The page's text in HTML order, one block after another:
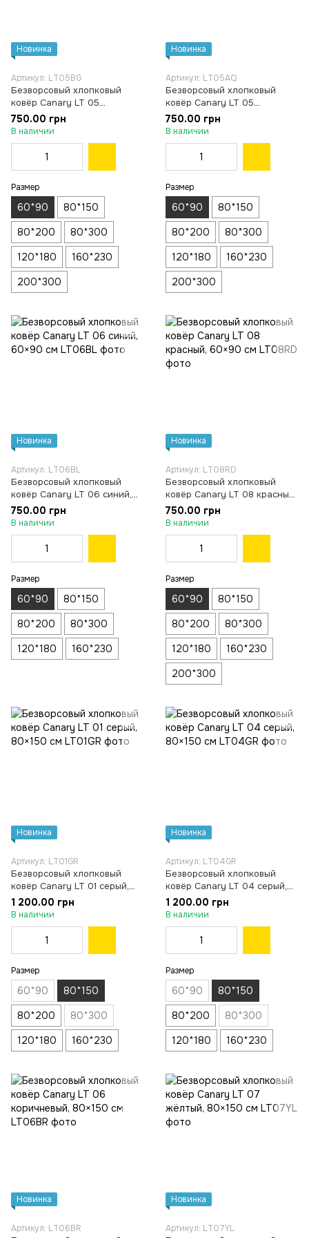
Новинка
Артикул: LT05BG
Безворсовый хлопковый
ковёр Canary LT 05
бежевый, 60×90 см
750.00 грн
В наличии
Размер
60*90
80*150
80*200
80*300
120*180
160*230
200*300
Новинка
Артикул: LT05AQ
Безворсовый хлопковый
ковёр Canary LT 05
бирюзовый, 60×90 см
750.00 грн
В наличии
Размер
60*90
80*150
80*200
80*300
120*180
160*230
200*300
Новинка
Артикул: LT06BL
Безворсовый хлопковый
ковёр Canary LT 06 синий,
60×90 см
750.00 грн
В наличии
Размер
60*90
80*150
80*200
80*300
120*180
160*230
Новинка
Артикул: LT08RD
Безворсовый хлопковый
ковёр Canary LT 08 красный,
60×90 см
750.00 грн
В наличии
Размер
60*90
80*150
80*200
80*300
120*180
160*230
200*300
Новинка
Артикул: LT01GR
Безворсовый хлопковый
ковёр Canary LT 01 серый,
80×150 см
1 200.00 грн
В наличии
Размер
60*90
80*150
80*200
80*300
120*180
160*230
Новинка
Артикул: LT04GR
Безворсовый хлопковый
ковёр Canary LT 04 серый,
80×150 см
1 200.00 грн
В наличии
Размер
60*90
80*150
80*200
80*300
120*180
160*230
Новинка
Артикул: LT06BR
Новинка
Артикул: LT07YL